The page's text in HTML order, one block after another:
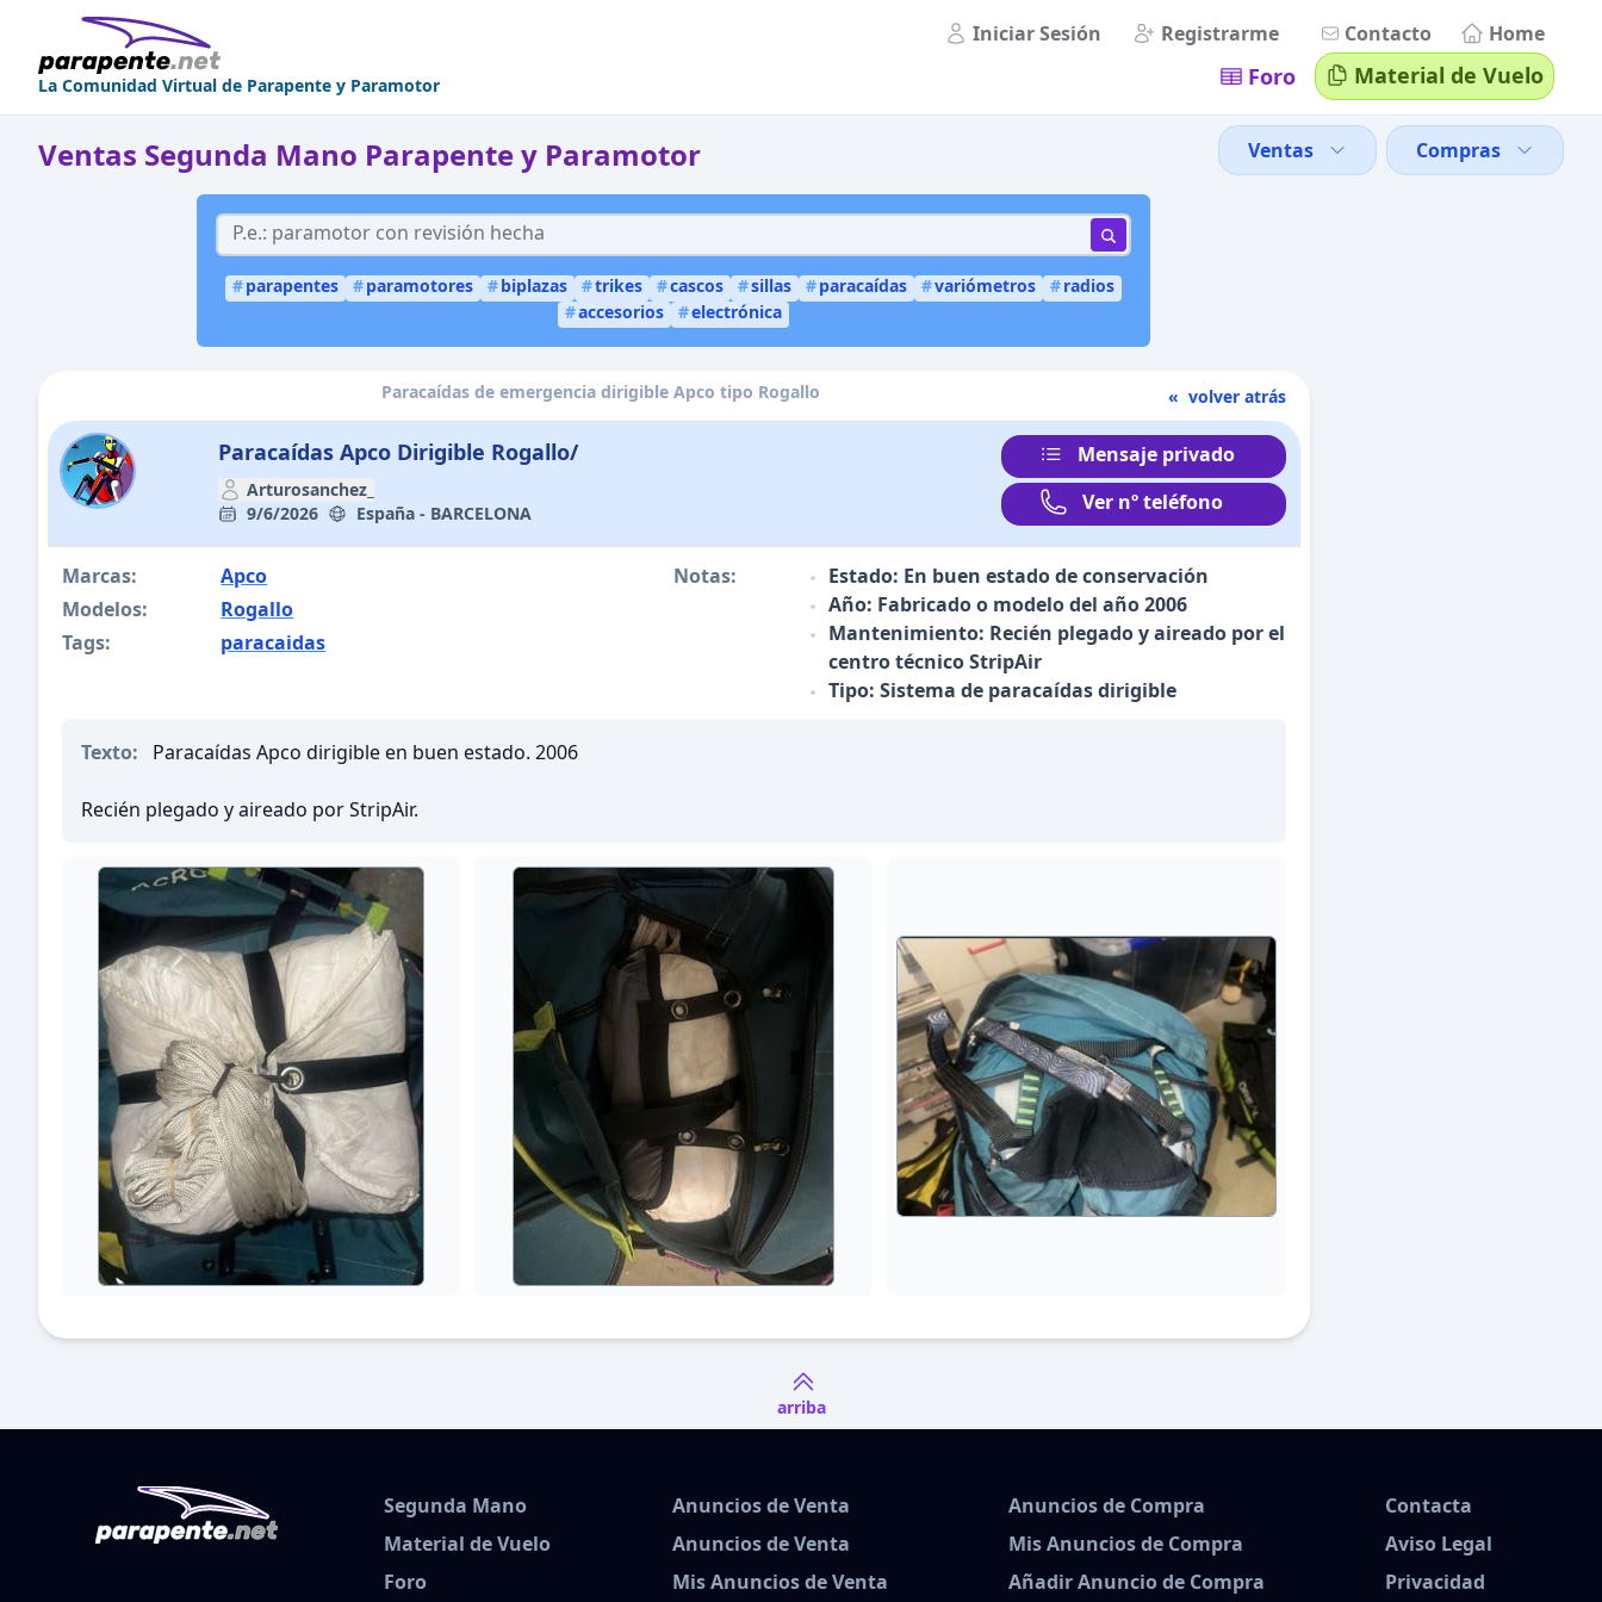
La Comunidad Virtual de Parapente y Paramotor
Iniciar Sesión Registrarme Contacto Home
Foro Material de Vuelo
Ventas Segunda Mano Parapente y Paramotor Ventas Compras
#parapentes #paramotores #biplazas #trikes #cascos #sillas #paracaídas #variómetros #radios
#accesorios #electrónica
Paracaídas de emergencia dirigible Apco tipo Rogallo « volver atrás
Paracaídas Apco Dirigible Rogallo/
Arturosanchez_
9/6/2026
España - BARCELONA
Mensaje privado
Ver nº teléfono
Marcas:
Apco
Modelos:
Rogallo
Tags:
paracaidas
Notas:
Estado: En buen estado de conservación
Año: Fabricado o modelo del año 2006
Mantenimiento: Recién plegado y aireado por el
centro técnico StripAir
Tipo: Sistema de paracaídas dirigible
Texto: Paracaídas Apco dirigible en buen estado. 2006
Recién plegado y aireado por StripAir.
arriba
Segunda Mano
Material de Vuelo
Foro
Anuncios de Venta
Anuncios de Venta
Mis Anuncios de Venta
Anuncios de Compra
Mis Anuncios de Compra
Añadir Anuncio de Compra
Contacta
Aviso Legal
Privacidad